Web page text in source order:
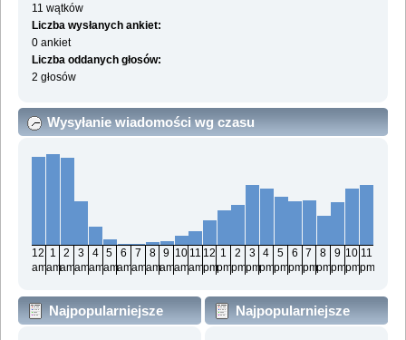
11 wątków
Liczba wysłanych ankiet:
0 ankiet
Liczba oddanych głosów:
2 głosów
Wysyłanie wiadomości wg czasu
12
am
1
am
2
am
3
am
4
am
5
am
6
am
7
am
8
am
9
am
10
am
11
am
12
pm
1
pm
2
pm
3
pm
4
pm
5
pm
6
pm
7
pm
8
pm
9
pm
10
pm
11
pm
Najpopularniejsze
Najpopularniejsze